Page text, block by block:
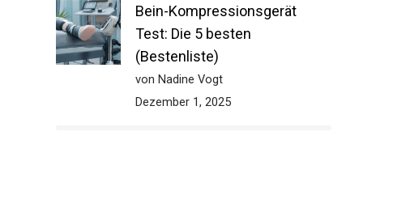
Bein-Kompressionsgerät
Test: Die 5 besten
(Bestenliste)
von Nadine Vogt
Dezember 1, 2025